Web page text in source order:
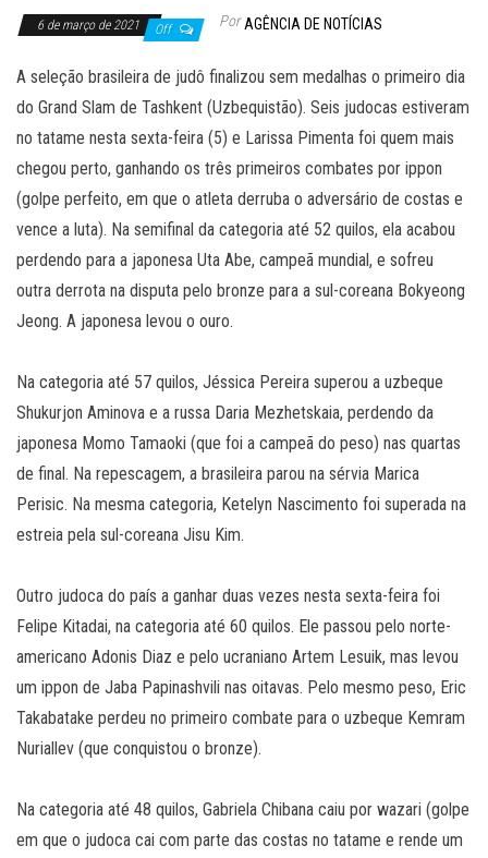
6 de março de 2021 Off Por AGÊNCIA DE NOTÍCIAS
A seleção brasileira de judô finalizou sem medalhas o primeiro dia
do Grand Slam de Tashkent (Uzbequistão). Seis judocas estiveram
no tatame nesta sexta-feira (5) e Larissa Pimenta foi quem mais
chegou perto, ganhando os três primeiros combates por ippon
(golpe perfeito, em que o atleta derruba o adversário de costas e
vence a luta). Na semifinal da categoria até 52 quilos, ela acabou
perdendo para a japonesa Uta Abe, campeã mundial, e sofreu
outra derrota na disputa pelo bronze para a sul-coreana Bokyeong
Jeong. A japonesa levou o ouro.
Na categoria até 57 quilos, Jéssica Pereira superou a uzbeque
Shukurjon Aminova e a russa Daria Mezhetskaia, perdendo da
japonesa Momo Tamaoki (que foi a campeã do peso) nas quartas
de final. Na repescagem, a brasileira parou na sérvia Marica
Perisic. Na mesma categoria, Ketelyn Nascimento foi superada na
estreia pela sul-coreana Jisu Kim.
Outro judoca do país a ganhar duas vezes nesta sexta-feira foi
Felipe Kitadai, na categoria até 60 quilos. Ele passou pelo norte-
americano Adonis Diaz e pelo ucraniano Artem Lesuik, mas levou
um ippon de Jaba Papinashvili nas oitavas. Pelo mesmo peso, Eric
Takabatake perdeu no primeiro combate para o uzbeque Kemram
Nuriallev (que conquistou o bronze).
Na categoria até 48 quilos, Gabriela Chibana caiu por wazari (golpe
em que o judoca cai com parte das costas no tatame e rende um